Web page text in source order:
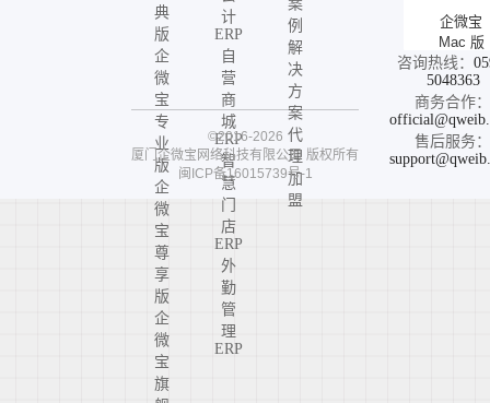
典
版
企
微
宝
专
业
版
企
微
宝
尊
享
版
企
微
宝
旗
计
ERP
自
营
商
城
ERP
智
慧
门
店
ERP
外
勤
管
理
ERP
案
例
解
决
方
案
代
理
加
盟
企微宝
Mac 版
咨询热线：
5048363
商务合作：
售后服务：
©2016-2026
厦门企微宝网络科技有限公司 版权所有
闽ICP备16015739号-1